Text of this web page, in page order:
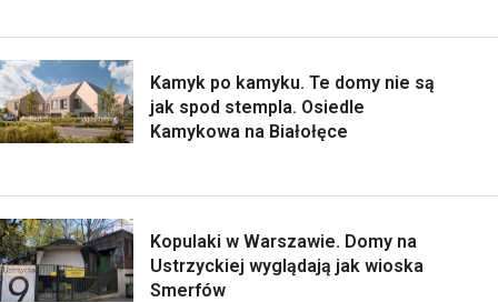
Kamyk po kamyku. Te domy nie są
jak spod stempla. Osiedle
Kamykowa na Białołęce
Kopulaki w Warszawie. Domy na
Ustrzyckiej wyglądają jak wioska
Smerfów